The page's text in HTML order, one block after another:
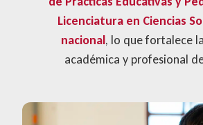
Licenciatura en Ciencias
nacional, lo que fortalece
académica y profesional